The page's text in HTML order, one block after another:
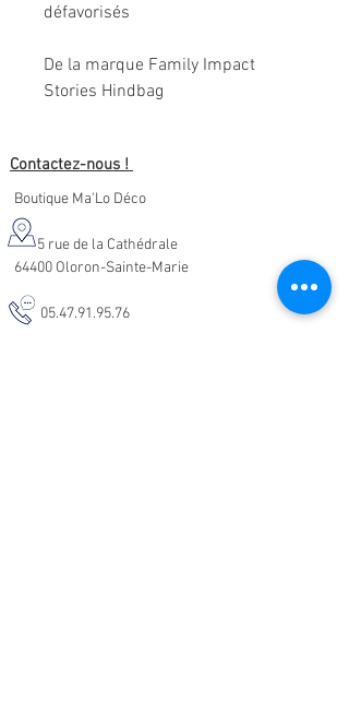
défavorisés
De la marque Family Impact
Stories Hindbag
Contactez-nous !
Boutique Ma'Lo Déco
5 rue de la Cathédrale
64400 Oloron-Sainte-Marie
05.47.91.95.76